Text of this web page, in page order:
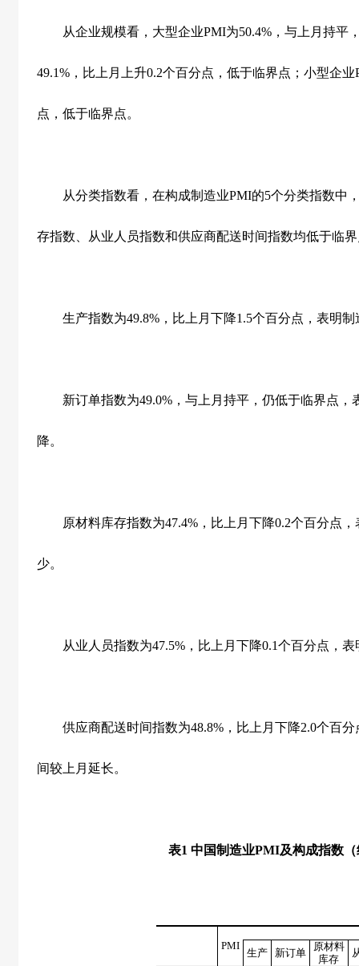
从企业规模看，大型企业PMI为50.4% ，与上月持平
49.1% ，比上月上升0.2个百分点，低于临界点；小型企业
点，低于临界点。
从分类指数看，在构成制造业PMI的5个分类指数中
存指数、从业人员指数和供应商配送时间指数均低于临
生产指数为49.8% ，比上月下降1.5个百分点，表明
新订单指数为49.0% ，与上月持平，仍低于临界点
降。
原材料库存指数为47.4% ，比上月下降0.2个百分点，
少。
从业人员指数为47.5% ，比上月下降0.1个百分点，表
供应商配送时间指数为48.8% ，比上月下降2.0个百分
间较上月延长。
表1 中国制造业PMI及构成指数
PMI
生产 新订单
原材料
库存